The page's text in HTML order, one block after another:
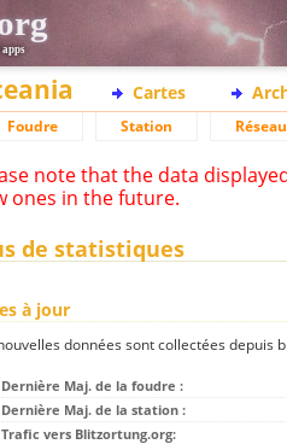
Cartes
Foudre Station Réseau
note that the data
ones in the future.
de statistiques
à jour
données sont collectées
Dernière Maj. de la foudre :
Dernière Maj. de la station :
Trafic vers Blitzortung.org: